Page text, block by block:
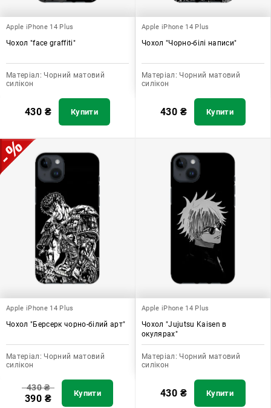
Apple iPhone 14 Plus
Чохол "face graffiti"
Матеріал: Чорний матовий
силікон
430 ₴ Купити
Apple iPhone 14 Plus
Чохол "Чорно-білі написи"
Матеріал: Чорний матовий
силікон
430 ₴ Купити
Apple iPhone 14 Plus
Чохол "Берсерк чорно-білий арт"
Матеріал: Чорний матовий
силікон
430₴
390 ₴ Купити
Apple iPhone 14 Plus
Чохол "Jujutsu Kaisen в
окулярах"
Матеріал: Чорний матовий
силікон
430 ₴ Купити